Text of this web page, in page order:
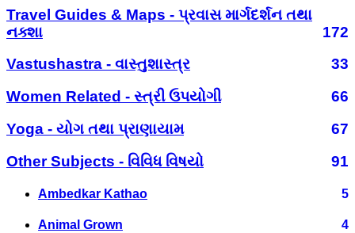
Travel Guides & Maps - પ્રવાસ માર્ગદર્શન તથા
નક્શા
172
Vastushastra - વાસ્તુશાસ્ત્ર
33
Women Related - સ્ત્રી ઉપયોગી
66
Yoga - યોગ તથા પ્રાણાયામ
67
Other Subjects - વિવિધ વિષયો
91
Ambedkar Kathao 5
Animal Grown 4